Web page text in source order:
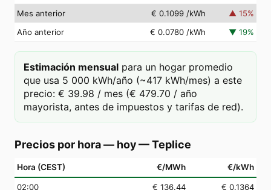
Mes anterior
€ 0.1099 /kWh ▲ 15%
Año anterior
€ 0.0780 /kWh ▼ 19%
Estimación mensual para un hogar promedio
que usa 5 000 kWh/año (~417 kWh/mes) a este
precio: € 39.98 / mes (€ 479.70 / año
mayorista, antes de impuestos y tarifas de red).
Precios por hora — hoy—Teplice
Hora (CEST) €/MWh €/kWh
02:00 € 136.44
€ 0.1364